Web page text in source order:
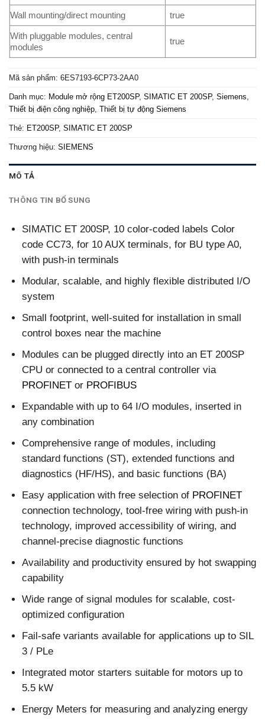
Wall mounting/direct mounting true
With pluggable modules, central
modules
true
Mã sản phẩm: 6ES7193-6CP73-2AA0
Danh mục: Module mở rộng ET200SP, SIMATIC ET 200SP, Siemens
Thiết bị điện công nghiệp Thiết bị tự động Siemens
Thẻ: ET200SP, SIMATIC ET 200SP
Thương hiệu: SIEMENS
MÔ TẢ
THÔNG TIN BỔ SUNG
SIMATIC ET 200SP, 10 color-coded labels Color
code CC73, for 10 AUX terminals, for BU type A0,
with push-in terminals
Modular, scalable, and highly flexible distributed I/O
system
Small footprint, well-suited for installation in small
control boxes near the machine
Modules can be plugged directly into an ET 200SP
CPU or connected to a central controller via
PROFINETor PROFIBUS
Expandable with up to 64 I/O modules, inserted in
any combination
Comprehensive range of modules, including
standard functions (ST), extended functions and
diagnostics (HF/HS), and basic functions (BA)
Easy application with free selection of PROFINET
connection technology, tool-free wiring with push-in
technology, improved accessibility of wiring, and
channel-precise diagnostic functions
Availability and productivity ensured by hot swapping
capability
Wide range of signal modules for scalable, cost-
optimized configuration
Fail-safe variants available for applications up to SIL
3 / PLe
Integrated motor starters suitable for motors up to
5.5 kW
Energy Meters for measuring and analyzing energy